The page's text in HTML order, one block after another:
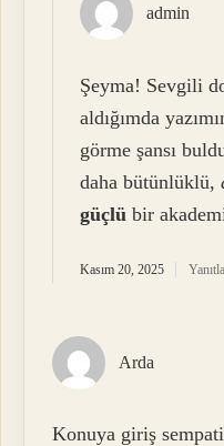
admin
Şeyma! Sevgili
aldığımda
görme şansı
daha bütünlüklü,
güçlü bir
Kasım 20, 2025 Yanıtla
Arda
Konuya giriş